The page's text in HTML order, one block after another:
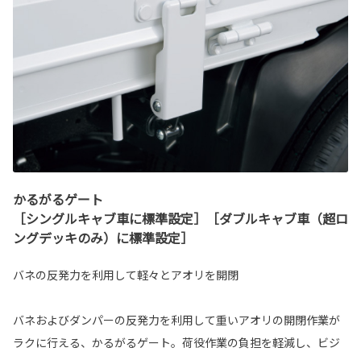
かるがるゲート
［シングルキャブ車に標準設定］［ダブルキャブ車（超ロ
ングデッキのみ）に標準設定］
バネの反発力を利用して軽々とアオリを開閉
バネおよびダンパーの反発力を利用して重いアオリの開閉作業が
ラクに行える、かるがるゲート。荷役作業の負担を軽減し、ビジ